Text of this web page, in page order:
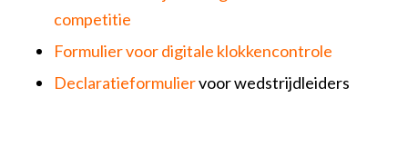
competitie
Formulier voor digitale klokkencontrole
Declaratieformuliervoor wedstrijdleiders